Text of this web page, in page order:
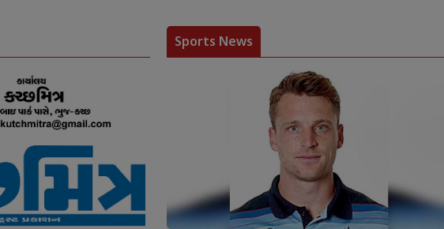
Sports News